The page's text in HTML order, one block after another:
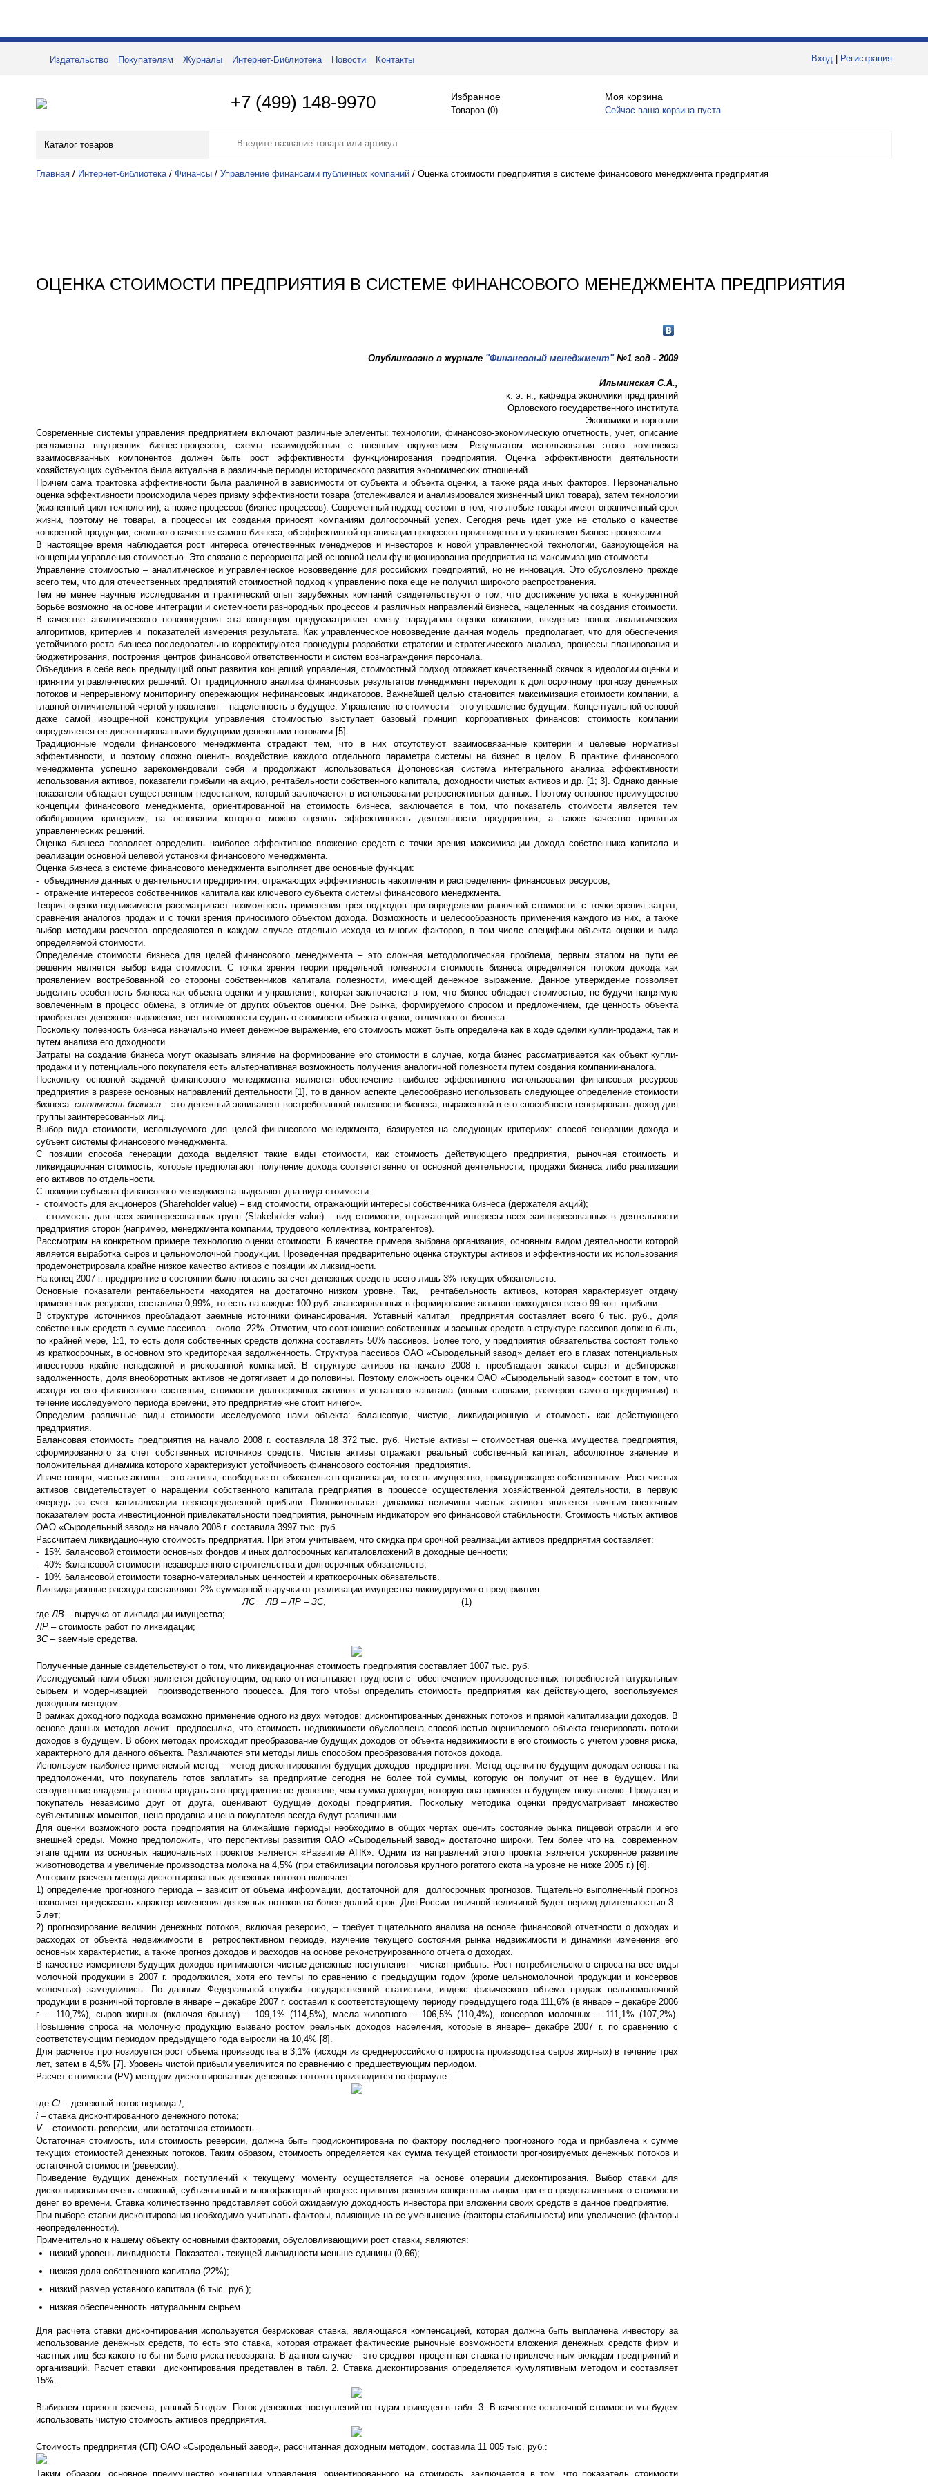
Вход Регистрация
Издательство Покупателям Журналы Интернет-Библиотека Новости Контакты
+7 (499) 148-9970 Избранное
Товаров (0)
Моя корзина
Сейчас ваша корзина пуста
Каталог товаров
Главная / Интернет-библиотека / Финансы / Управление финансами публичных компаний / Оценка стоимости предприятия в системе финансового менеджмента предприятия
ОЦЕНКА СТОИМОСТИ ПРЕДПРИЯТИЯ В СИСТЕМЕ ФИНАНСОВОГО МЕНЕДЖМЕНТА ПРЕДПРИЯТИЯ
Опубликовано в журнале "Финансовый менеджмент"№1 год - 2009
Ильминская С.А.,
к. э. н., кафедра экономики предприятий
Орловского государственного института
Экономики и торговли
Современные системы управления предприятием включают различные элементы: технологии, финансово-экономическую отчетность, учет, описание
регламента внутренних бизнес-процессов, схемы взаимодействия с внешним окружением. Результатом использования этого комплекса
взаимосвязанных компонентов должен быть рост эффективности функционирования предприятия. Оценка эффективности деятельности
хозяйствующих субъектов была актуальна в различные периоды исторического развития экономических отношений.
Причем сама трактовка эффективности была различной в зависимости от субъекта и объекта оценки, а также ряда иных факторов. Первоначально
оценка эффективности происходила через призму эффективности товара (отслеживался и анализировался жизненный цикл товара), затем технологии
(жизненный цикл технологии), а позже процессов (бизнес-процессов). Современный подход состоит в том, что любые товары имеют ограниченный срок
жизни, поэтому не товары, а процессы их создания приносят компаниям долгосрочный успех. Сегодня речь идет уже не столько о качестве
конкретной продукции, сколько о качестве самого бизнеса, об эффективной организации процессов производства и управления бизнес-процессами.
В настоящее время наблюдается рост интереса отечественных менеджеров и инвесторов к новой управленческой технологии, базирующейся на
концепции управления стоимостью. Это связано с переориентацией основной цели функционирования предприятия на максимизацию стоимости.
Управление стоимостью – аналитическое и управленческое нововведение для российских предприятий, но не инновация. Это обусловлено прежде
всего тем, что для отечественных предприятий стоимостной подход к управлению пока еще не получил широкого распространения.
Тем не менее научные исследования и практический опыт зарубежных компаний свидетельствуют о том, что достижение успеха в конкурентной
борьбе возможно на основе интеграции и системности разнородных процессов и различных направлений бизнеса, нацеленных на создания стоимости.
В качестве аналитического нововведения эта концепция предусматривает смену парадигмы оценки компании, введение новых аналитических
алгоритмов, критериев и показателей измерения результата. Как управленческое нововведение данная модель предполагает, что для обеспечения
устойчивого роста бизнеса последовательно корректируются процедуры разработки стратегии и стратегического анализа, процессы планирования и
бюджетирования, построения центров финансовой ответственности и систем вознаграждения персонала.
Объединив в себе весь предыдущий опыт развития концепций управления, стоимостный подход отражает качественный скачок в идеологии оценки и
принятии управленческих решений. От традиционного анализа финансовых результатов менеджмент переходит к долгосрочному прогнозу денежных
потоков и непрерывному мониторингу опережающих нефинансовых индикаторов. Важнейшей целью становится максимизация стоимости компании, а
главной отличительной чертой управления – нацеленность в будущее. Управление по стоимости – это управление будущим. Концептуальной основой
даже самой изощренной конструкции управления стоимостью выступает базовый принцип корпоративных финансов: стоимость компании
определяется ее дисконтированными будущими денежными потоками [5].
Традиционные модели финансового менеджмента страдают тем, что в них отсутствуют взаимосвязанные критерии и целевые нормативы
эффективности, и поэтому сложно оценить воздействие каждого отдельного параметра системы на бизнес в целом. В практике финансового
менеджмента успешно зарекомендовали себя и продолжают использоваться Дюпоновская система интегрального анализа эффективности
использования активов, показатели прибыли на акцию, рентабельности собственного капитала, доходности чистых активов и др. [1; 3]. Однако данные
показатели обладают существенным недостатком, который заключается в использовании ретроспективных данных. Поэтому основное преимущество
концепции финансового менеджмента, ориентированной на стоимость бизнеса, заключается в том, что показатель стоимости является тем
обобщающим критерием, на основании которого можно оценить эффективность деятельности предприятия, а также качество принятых
управленческих решений.
Оценка бизнеса позволяет определить наиболее эффективное вложение средств с точки зрения максимизации дохода собственника капитала и
реализации основной целевой установки финансового менеджмента.
Оценка бизнеса в системе финансового менеджмента выполняет две основные функции:
- объединение данных о деятельности предприятия, отражающих эффективность накопления и распределения финансовых ресурсов;
- отражение интересов собственников капитала как ключевого субъекта системы финансового менеджмента.
Теория оценки недвижимости рассматривает возможность применения трех подходов при определении рыночной стоимости: с точки зрения затрат,
сравнения аналогов продаж и с точки зрения приносимого объектом дохода. Возможность и целесообразность применения каждого из них, а также
выбор методики расчетов определяются в каждом случае отдельно исходя из многих факторов, в том числе специфики объекта оценки и вида
определяемой стоимости.
Определение стоимости бизнеса для целей финансового менеджмента – это сложная методологическая проблема, первым этапом на пути ее
решения является выбор вида стоимости. С точки зрения теории предельной полезности стоимость бизнеса определяется потоком дохода как
проявлением востребованной со стороны собственников капитала полезности, имеющей денежное выражение. Данное утверждение позволяет
выделить особенность бизнеса как объекта оценки и управления, которая заключается в том, что бизнес обладает стоимостью, не будучи напрямую
вовлеченным в процесс обмена, в отличие от других объектов оценки. Вне рынка, формируемого спросом и предложением, где ценность объекта
приобретает денежное выражение, нет возможности судить о стоимости объекта оценки, отличного от бизнеса.
Поскольку полезность бизнеса изначально имеет денежное выражение, его стоимость может быть определена как в ходе сделки купли-продажи, так и
путем анализа его доходности.
Затраты на создание бизнеса могут оказывать влияние на формирование его стоимости в случае, когда бизнес рассматривается как объект купли-
продажи и у потенциального покупателя есть альтернативная возможность получения аналогичной полезности путем создания компании-аналога.
Поскольку основной задачей финансового менеджмента является обеспечение наиболее эффективного использования финансовых ресурсов
предприятия в разрезе основных направлений деятельности [1], то в данном аспекте целесообразно использовать следующее определение стоимости
бизнеса:стоимость бизнеса– это денежный эквивалент востребованной полезности бизнеса, выраженной в его способности генерировать доход для
группы заинтересованных лиц.
Выбор вида стоимости, используемого для целей финансового менеджмента, базируется на следующих критериях: способ генерации дохода и
субъект системы финансового менеджмента.
С позиции способа генерации дохода выделяют такие виды стоимости, как стоимость действующего предприятия, рыночная стоимость и
ликвидационная стоимость, которые предполагают получение дохода соответственно от основной деятельности, продажи бизнеса либо реализации
его активов по отдельности.
С позиции субъекта финансового менеджмента выделяют два вида стоимости:
- стоимость для акционеров (Shareholder value) – вид стоимости, отражающий интересы собственника бизнеса (держателя акций);
- стоимость для всех заинтересованных групп (Stakeholder value) – вид стоимости, отражающий интересы всех заинтересованных в деятельности
предприятия сторон (например, менеджмента компании, трудового коллектива, контрагентов).
Рассмотрим на конкретном примере технологию оценки стоимости. В качестве примера выбрана организация, основным видом деятельности которой
является выработка сыров и цельномолочной продукции. Проведенная предварительно оценка структуры активов и эффективности их использования
продемонстрировала крайне низкое качество активов с позиции их ликвидности.
На конец 2007 г. предприятие в состоянии было погасить за счет денежных средств всего лишь 3% текущих обязательств.
Основные показатели рентабельности находятся на достаточно низком уровне. Так, рентабельность активов, которая характеризует отдачу
примененных ресурсов, составила 0,99%, то есть на каждые 100 руб. авансированных в формирование активов приходится всего 99 коп. прибыли.
В структуре источников преобладают заемные источники финансирования. Уставный капитал предприятия составляет всего 6 тыс. руб., доля
собственных средств в сумме пассивов – около 22%. Отметим, что соотношение собственных и заемных средств в структуре пассивов должно быть,
по крайней мере, 1:1, то есть доля собственных средств должна составлять 50% пассивов. Более того, у предприятия обязательства состоят только
из краткосрочных, в основном это кредиторская задолженность. Структура пассивов ОАО «Сыродельный завод» делает его в глазах потенциальных
инвесторов крайне ненадежной и рискованной компанией. В структуре активов на начало 2008 г. преобладают запасы сырья и дебиторская
задолженность, доля внеоборотных активов не дотягивает и до половины. Поэтому сложность оценки ОАО «Сыродельный завод» состоит в том, что
исходя из его финансового состояния, стоимости долгосрочных активов и уставного капитала (иными словами, размеров самого предприятия) в
течение исследуемого периода времени, это предприятие «не стоит ничего».
Определим различные виды стоимости исследуемого нами объекта: балансовую, чистую, ликвидационную и стоимость как действующего
предприятия.
Балансовая стоимость предприятия на начало 2008 г. составляла 18 372 тыс. руб. Чистые активы – стоимостная оценка имущества предприятия,
сформированного за счет собственных источников средств. Чистые активы отражают реальный собственный капитал, абсолютное значение и
положительная динамика которого характеризуют устойчивость финансового состояния предприятия.
Иначе говоря, чистые активы – это активы, свободные от обязательств организации, то есть имущество, принадлежащее собственникам. Рост чистых
активов свидетельствует о наращении собственного капитала предприятия в процессе осуществления хозяйственной деятельности, в первую
очередь за счет капитализации нераспределенной прибыли. Положительная динамика величины чистых активов является важным оценочным
показателем роста инвестиционной привлекательности предприятия, рыночным индикатором его финансовой стабильности. Стоимость чистых активов
ОАО «Сыродельный завод» на начало 2008 г. составила 3997 тыс. руб.
Рассчитаем ликвидационную стоимость предприятия. При этом учитываем, что скидка при срочной реализации активов предприятия составляет:
- 15% балансовой стоимости основных фондов и иных долгосрочных капиталовложений в доходные ценности;
- 40% балансовой стоимости незавершенного строительства и долгосрочных обязательств;
- 10% балансовой стоимости товарно-материальных ценностей и краткосрочных обязательств.
Ликвидационные расходы составляют 2% суммарной выручки от реализации имущества ликвидируемого предприятия.
ЛС = ЛВ – ЛР – ЗС, (1)
где ЛВ – выручка от ликвидации имущества;
ЛР – стоимость работ по ликвидации;
ЗС – заемные средства.
Полученные данные свидетельствуют о том, что ликвидационная стоимость предприятия составляет 1007 тыс. руб.
Исследуемый нами объект является действующим, однако он испытывает трудности с обеспечением производственных потребностей натуральным
сырьем и модернизацией производственного процесса. Для того чтобы определить стоимость предприятия как действующего, воспользуемся
доходным методом.
В рамках доходного подхода возможно применение одного из двух методов: дисконтированных денежных потоков и прямой капитализации доходов. В
основе данных методов лежит предпосылка, что стоимость недвижимости обусловлена способностью оцениваемого объекта генерировать потоки
доходов в будущем. В обоих методах происходит преобразование будущих доходов от объекта недвижимости в его стоимость с учетом уровня риска,
характерного для данного объекта. Различаются эти методы лишь способом преобразования потоков дохода.
Используем наиболее применяемый метод – метод дисконтирования будущих доходов предприятия. Метод оценки по будущим доходам основан на
предположении, что покупатель готов заплатить за предприятие сегодня не более той суммы, которую он получит от нее в будущем. Или
сегодняшние владельцы готовы продать это предприятие не дешевле, чем сумма доходов, которую она принесет в будущем покупателю. Продавец и
покупатель независимо друг от друга, оценивают будущие доходы предприятия. Поскольку методика оценки предусматривает множество
субъективных моментов, цена продавца и цена покупателя всегда будут различными.
Для оценки возможного роста предприятия на ближайшие периоды необходимо в общих чертах оценить состояние рынка пищевой отрасли и его
внешней среды. Можно предположить, что перспективы развития ОАО «Сыродельный завод» достаточно широки. Тем более что на современном
этапе одним из основных национальных проектов является «Развитие АПК». Одним из направлений этого проекта является ускоренное развитие
животноводства и увеличение производства молока на 4,5% (при стабилизации поголовья крупного рогатого скота на уровне не ниже 2005 г.) [6].
Алгоритм расчета метода дисконтированных денежных потоков включает:
1) определение прогнозного периода – зависит от объема информации, достаточной для долгосрочных прогнозов. Тщательно выполненный прогноз
позволяет предсказать характер изменения денежных потоков на более долгий срок. Для России типичной величиной будет период длительностью 3–
5 лет;
2) прогнозирование величин денежных потоков, включая реверсию, – требует тщательного анализа на основе финансовой отчетности о доходах и
расходах от объекта недвижимости в ретроспективном периоде, изучение текущего состояния рынка недвижимости и динамики изменения его
основных характеристик, а также прогноз доходов и расходов на основе реконструированного отчета о доходах.
В качестве измерителя будущих доходов принимаются чистые денежные поступления – чистая прибыль. Рост потребительского спроса на все виды
молочной продукции в 2007 г. продолжился, хотя его темпы по сравнению с предыдущим годом (кроме цельномолочной продукции и консервов
молочных) замедлились. По данным Федеральной службы государственной статистики, индекс физического объема продаж цельномолочной
продукции в розничной торговле в январе – декабре 2007 г. составил к соответствующему периоду предыдущего года 111,6% (в январе – декабре 2006
г. – 110,7%), сыров жирных (включая брынзу) – 109,1% (114,5%), масла животного – 106,5% (110,4%), консервов молочных – 111,1% (107,2%).
Повышение спроса на молочную продукцию вызвано ростом реальных доходов населения, которые в январе– декабре 2007 г. по сравнению с
соответствующим периодом предыдущего года выросли на 10,4% [8].
Для расчетов прогнозируется рост объема производства в 3,1% (исходя из среднероссийского прироста производства сыров жирных) в течение трех
лет, затем в 4,5% [7]. Уровень чистой прибыли увеличится по сравнению с предшествующим периодом.
Расчет стоимости (PV) методом дисконтированных денежных потоков производится по формуле:
где Ct – денежный поток периода t;
i – ставка дисконтированного денежного потока;
V – стоимость реверсии, или остаточная стоимость.
Остаточная стоимость, или стоимость реверсии, должна быть продисконтирована по фактору последнего прогнозного года и прибавлена к сумме
текущих стоимостей денежных потоков. Таким образом, стоимость определяется как сумма текущей стоимости прогнозируемых денежных потоков и
остаточной стоимости (реверсии).
Приведение будущих денежных поступлений к текущему моменту осуществляется на основе операции дисконтирования. Выбор ставки для
дисконтирования очень сложный, субъективный и многофакторный процесс принятия решения конкретным лицом при его представлениях о стоимости
денег во времени. Ставка количественно представляет собой ожидаемую доходность инвестора при вложении своих средств в данное предприятие.
При выборе ставки дисконтирования необходимо учитывать факторы, влияющие на ее уменьшение (факторы стабильности) или увеличение (факторы
неопределенности).
Применительно к нашему объекту основными факторами, обусловливающими рост ставки, являются:
низкий уровень ликвидности. Показатель текущей ликвидности меньше единицы (0,66);
низкая доля собственного капитала (22%);
низкий размер уставного капитала (6 тыс. руб.);
низкая обеспеченность натуральным сырьем.
Для расчета ставки дисконтирования используется безрисковая ставка, являющаяся компенсацией, которая должна быть выплачена инвестору за
использование денежных средств, то есть это ставка, которая отражает фактические рыночные возможности вложения денежных средств фирм и
частных лиц без какого то бы ни было риска невозврата. В данном случае – это средняя процентная ставка по привлеченным вкладам предприятий и
организаций. Расчет ставки дисконтирования представлен в табл. 2. Ставка дисконтирования определяется кумулятивным методом и составляет
15%.
Выбираем горизонт расчета, равный 5 годам. Поток денежных поступлений по годам приведен в табл. 3. В качестве остаточной стоимости мы будем
использовать чистую стоимость активов предприятия.
Стоимость предприятия (СП) ОАО «Сыродельный завод», рассчитанная доходным методом, составила 11 005 тыс. руб.:
Таким образом, основное преимущество концепции управления, ориентированного на стоимость, заключается в том, что показатель стоимости